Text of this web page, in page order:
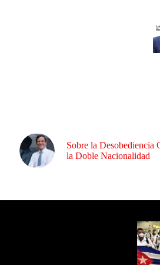
Sobre la Desobediencia
la Doble Nacionalidad